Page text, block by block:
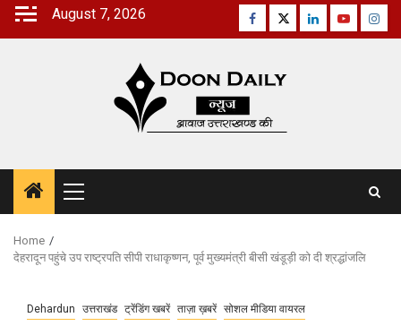
Skip
August 7, 2026 Facebook
TwitterLinkedinYoutube
Primary
Menu
Home
देहरादून पहुंचे उप राष्ट्रपति सीपी राधाकृष्णन, पूर्व मुख्यमंत्री बीसी खंडूड़ी को दी श्रद्धांजलि
Dehardun उत्तराखंड ट्रेंडिंग खबरें ताज़ा ख़बरें सोशल मीडिया वायरल